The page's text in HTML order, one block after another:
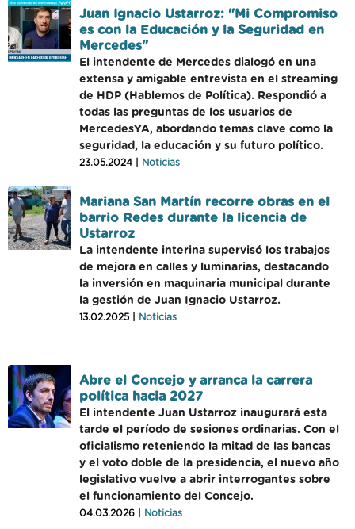
Juan Ignacio Ustarroz: "Mi Compromiso
es con la Educación y la Seguridad en
Mercedes"
El intendente de Mercedes dialogó en una
extensa y amigable entrevista en el streaming
de HDP (Hablemos de Política). Respondió a
todas las preguntas de los usuarios de
MercedesYA, abordando temas clave como la
seguridad, la educación y su futuro político.
23.05.2024 | Noticias
Mariana San Martín recorre obras en el
barrio Redes durante la licencia de
Ustarroz
La intendente interina supervisó los trabajos
de mejora en calles y luminarias, destacando
la inversión en maquinaria municipal durante
la gestión de Juan Ignacio Ustarroz.
13.02.2025 | Noticias
Abre el Concejo y arranca la carrera
política hacia 2027
El intendente Juan Ustarroz inaugurará esta
tarde el período de sesiones ordinarias. Con el
oficialismo reteniendo la mitad de las bancas
y el voto doble de la presidencia, el nuevo año
legislativo vuelve a abrir interrogantes sobre
el funcionamiento del Concejo.
04.03.2026 | Noticias